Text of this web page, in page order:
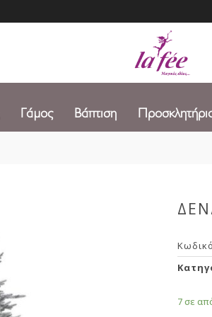
Γάμος Βάπτιση
7 σε